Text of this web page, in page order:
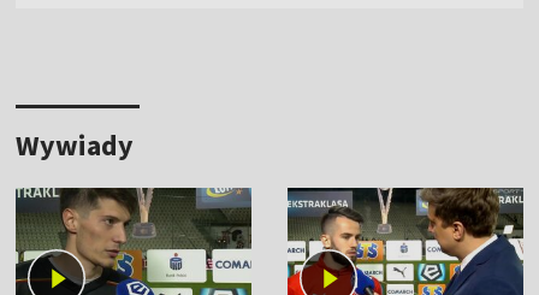
Wywiady